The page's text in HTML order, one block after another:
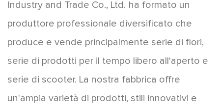
Industry and Trade Co., Ltd. ha formato un
produttore professionale diversificato che
produce e vende principalmente serie di fiori,
serie di prodotti per il tempo libero all'aperto e
serie di scooter. La nostra fabbrica offre
un'ampia varietà di prodotti, stili innovativi e